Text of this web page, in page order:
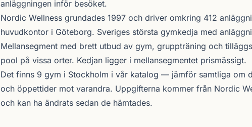
anläggningen inför besöket.
Nordic Wellness grundades 1997 och driver omkring 412
huvudkontor i Göteborg. Sveriges största gymkedja med
Mellansegment med brett utbud av gym, gruppträning och
pool på vissa orter. Kedjan ligger i mellansegmentet prismässigt.
Det finns 9 gym i Stockholm i vår katalog — jämför samtliga om
och öppettider mot varandra. Uppgifterna kommer från Nordic
och kan ha ändrats sedan de hämtades.